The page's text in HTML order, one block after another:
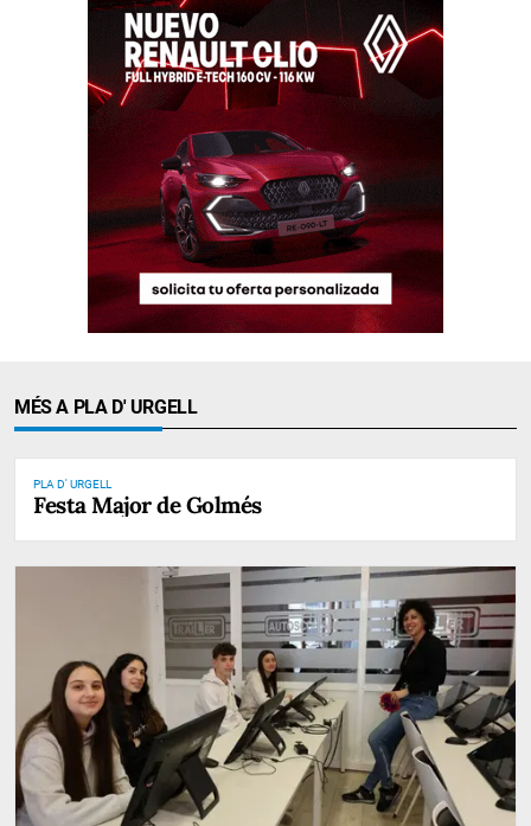
MÉS A PLA D' URGELL
PLA D' URGELL
Festa Major de Golmés